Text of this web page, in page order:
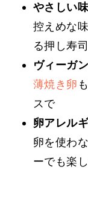
やさしい
控えめな
る押し寿司
ヴィーガ
薄焼き卵
スで
卵アレル
卵を使わ
ーでも楽